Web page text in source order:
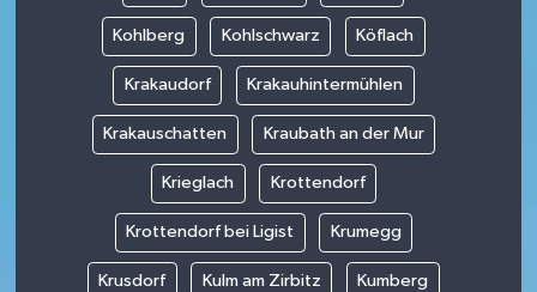
Kohlberg Kohlschwarz Köflach
Krakaudorf Krakauhintermühlen
Krakauschatten Kraubath an der Mur
Krieglach Krottendorf
Krottendorf bei Ligist Krumegg
Krusdorf Kulm am Zirbitz Kumberg